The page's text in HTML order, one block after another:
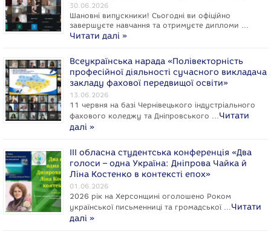
30.06.2026
Шановні випускники! Сьогодні ви офіційно
завершуєте навчання та отримуєте дипломи …
Читати далі »
Всеукраїнська нарада «Полівекторність
професійної діяльності сучасного викладача
закладу фахової передвищої освіти»
13.06.2026
11 червня на базі Чернівецького індустріального
фахового коледжу та Дніпровського …Читати
далі »
ІІІ обласна студентська конференція «Два
голоси – одна Україна: Дніпрова Чайка й
Ліна Костенко в контексті епох»
01.06.2026
2026 рік на Херсонщині оголошено Роком
укpaїнcької письменниці та громадської …Читати
далі »